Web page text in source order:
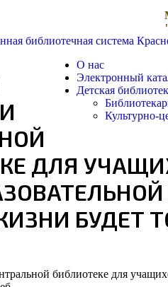
О нас
Электронный
Детская
Культурно-
ДЛЯ
БУДЕТ
библиотеке для